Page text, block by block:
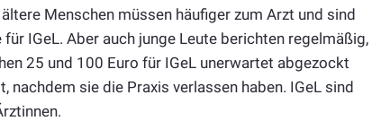
Menschen müssen häufiger zum Arzt und sind
IGeL. Aber auch junge Leute berichten regelmäßig,
25 und 100 Euro für IGeL unerwartet abgezockt
sie die Praxis verlassen haben. IGeL sind